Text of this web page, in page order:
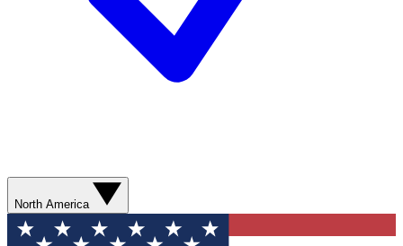
North America